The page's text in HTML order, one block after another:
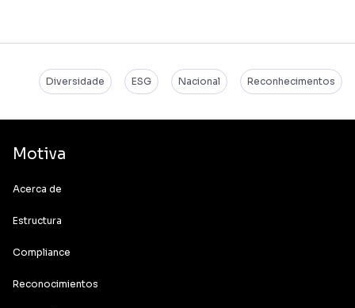
Diversidade ESG Nacional Reconhecimentos
Motiva
Acerca de
Estructura
Compliance
Reconocimientos